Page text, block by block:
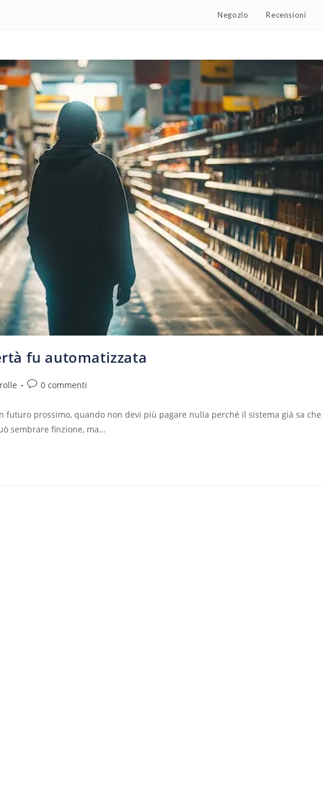
Negozio Recensioni
fu automatizzata
0 commenti
futuro prossimo, quando non devi più pagare nulla perché il sistema già sa che
sembrare finzione, ma…